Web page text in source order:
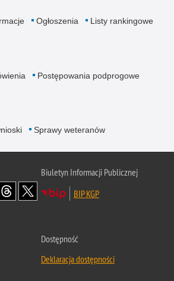
Ogłoszenia
Listy rankingowe
Postępowania podprogowe
Sprawy weteranów
Biuletyn Informacji Publicznej
BIP KGP
Dostępność
Deklaracja dostępności